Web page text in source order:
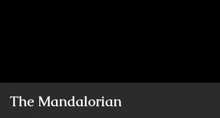
The Mandalorian